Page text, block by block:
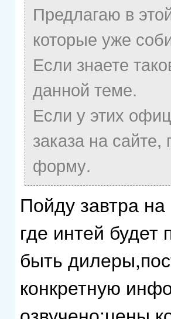
Предлагаю в
которые уже
Если знаете
данной теме.
Если у этих
заказа на
форму.
Пойду завтра
где интей
быть
конкретную